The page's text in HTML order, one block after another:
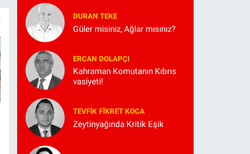
DURAN TEKE
Güler misiniz, Ağlar mısınız?
ERCAN DOLAPÇI
Kahraman Komutanın Kıbrıs
vasiyeti!
TEVFIK FIKRET KOCA
Zeytinyağında Kritik Eşik